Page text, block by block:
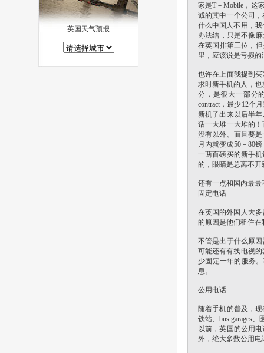
英国天气预报
家是T－Mobile，这
诚的其中一个公司
什么中国人不用，我
办法结，只是不像
在英国排第三位，
里，应该说是亏损的
也许在上面我提到
求时新手机的人，也
分，是很大一部分
contract，最少12个
新机子出来以后半
话一大堆一大堆的
没有以外。而且要
月内就变成50－80
一两百磅买的新手
的，眼睛是总离不
还有一点和国内最
固定电话
在英国的外国人大
的原因是他们租住
不管是出于什么原
可能还有有线电视
少固定一年的服务
息。
公用电话
随着手机的普及，
铁站、bus garages
以前，英国的公用
外，绝大多数公用